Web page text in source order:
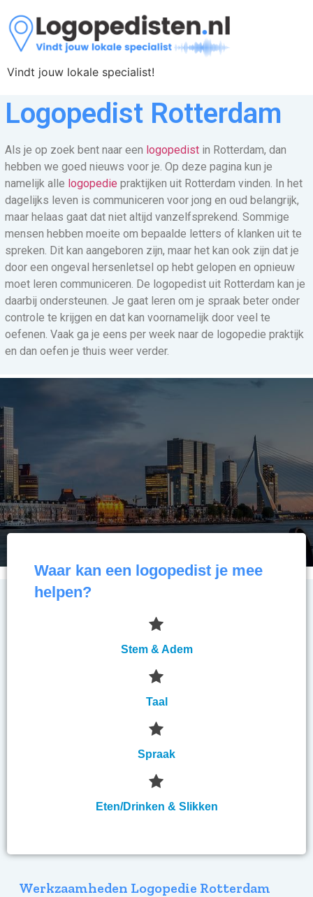
Vindt jouw lokale specialist!
Logopedist Rotterdam
Als je op zoek bent naar een logopedist in Rotterdam, dan
hebben we goed nieuws voor je. Op deze pagina kun je
namelijk alle logopedie praktijken uit Rotterdam vinden. In het
dagelijks leven is communiceren voor jong en oud belangrijk,
maar helaas gaat dat niet altijd vanzelfsprekend. Sommige
mensen hebben moeite om bepaalde letters of klanken uit te
spreken. Dit kan aangeboren zijn, maar het kan ook zijn dat je
door een ongeval hersenletsel op hebt gelopen en opnieuw
moet leren communiceren. De logopedist uit Rotterdam kan je
daarbij ondersteunen. Je gaat leren om je spraak beter onder
controle te krijgen en dat kan voornamelijk door veel te
oefenen. Vaak ga je eens per week naar de logopedie praktijk
en dan oefen je thuis weer verder.
Waar kan een logopedist je mee
helpen?
Stem & Adem
Taal
Spraak
Eten/Drinken & Slikken
Werkzaamheden Logopedie Rotterdam